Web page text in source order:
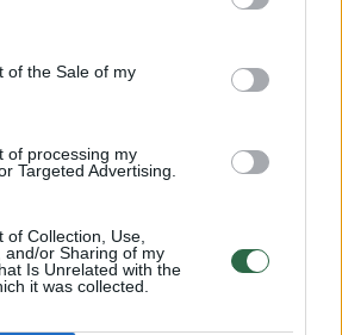
of the Sale of my
of processing my
Targeted Advertising.
of Collection, Use,
and/or Sharing of my
Is Unrelated with the
it was collected.
00:15:54
laiko bandymu įsitvirtinti
prisiminė jaudinančią akimirką
simbolinis mūsų pagerbimo